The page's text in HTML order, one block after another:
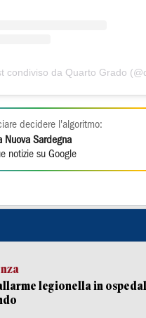
condiviso da Quarto Grado
decidere l'algoritmo:
Nuova Sardegna
notizie su Google
legionella in